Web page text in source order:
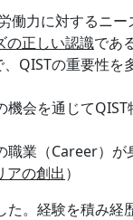
働力に対するニ
の正しい認識であ
QISTの重要性を
機会を通じて
職業（Career）
アの創出）
。経験を積み経